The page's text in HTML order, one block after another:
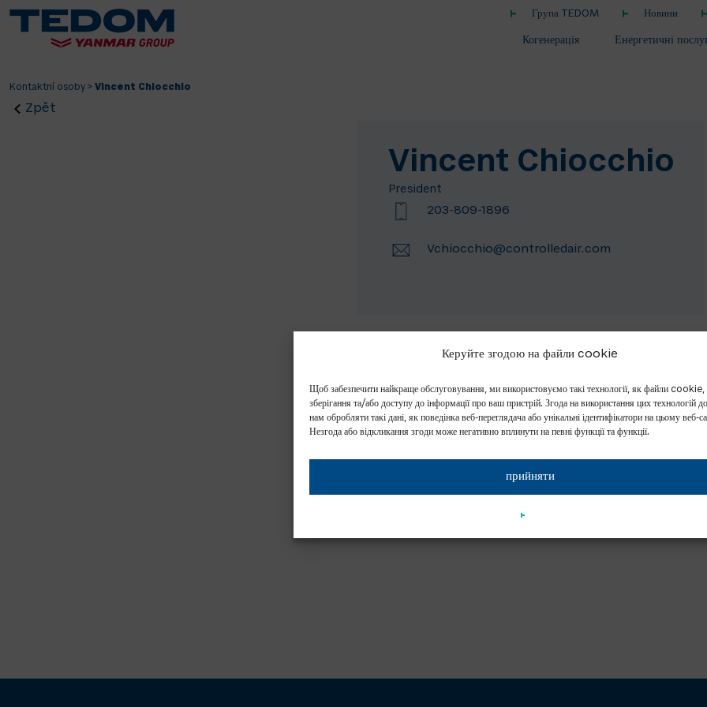
Керуйте згодою на файли cookie
Щоб забезпечити найкраще обслуговування, ми використовуємо такі технології, як файли cookie,
зберігання та/або доступу до інформації про ваш пристрій. Згода на використання цих технологій
нам обробляти такі дані, як поведінка веб-переглядача або унікальні ідентифікатори на цьому веб-
Незгода або відкликання згоди може негативно вплинути на певні функції та функції.
прийняти
Група TEDOM Новини
Когенерація Енергетичні
Kontaktní osoby > Vincent Chiocchio
Zpět
Vincent Chiocchio
President
203-809-1896
Vchiocchio@controlledair.com